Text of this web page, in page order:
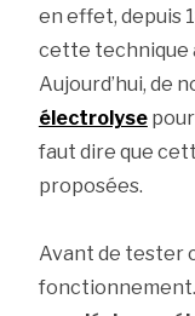
en effet, depuis
cette technique
Aujourd’hui, de
électrolysepour
faut dire que
proposées.
Avant de tester
fonctionnement.